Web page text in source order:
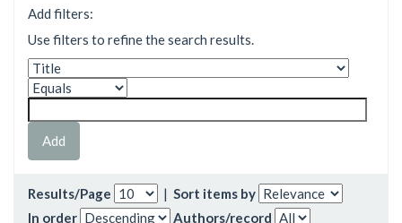
Add filters:
Use filters to refine the search results.
Results/Page | Sort items by
In order
Authors/record